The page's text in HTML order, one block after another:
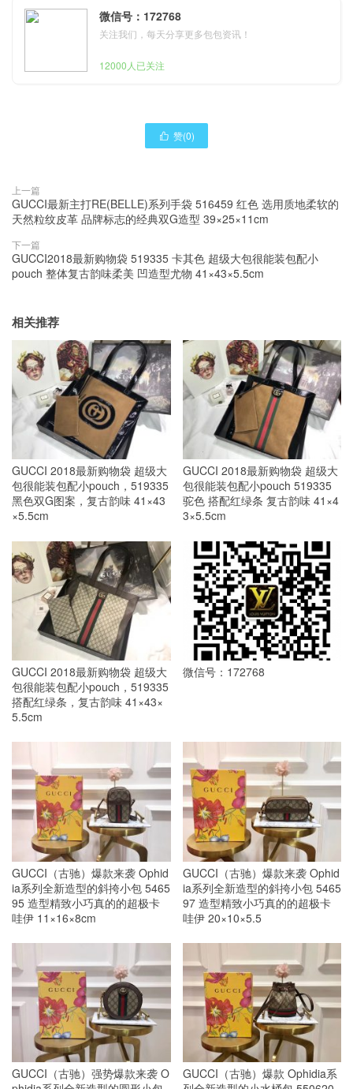
微信号：172768
关注我们，每天分享更多包包资讯！
12000人已关注
 赞(0)
上一篇
GUCCI最新主打RE(BELLE)系列手袋 516459 红色 选用质地柔软的
天然粒纹皮革 品牌标志的经典双G造型 39×25×11cm
下一篇
GUCCI2018最新购物袋 519335 卡其色 超级大包很能装包配小
pouch 整体复古韵味柔美 凹造型尤物 41×43×5.5cm
相关推荐
GUCCI 2018最新购物袋 超级大
包很能装包配小pouch，519335
黑色双G图案，复古韵味 41×43
×5.5cm
GUCCI 2018最新购物袋 超级大
包很能装包配小pouch 519335
驼色 搭配红绿条 复古韵味 41×4
3×5.5cm
GUCCI 2018最新购物袋 超级大
包很能装包配小pouch，519335
搭配红绿条，复古韵味 41×43×
5.5cm
微信号：172768
GUCCI（古驰）爆款来袭 Ophid
ia系列全新造型的斜挎小包 5465
95 造型精致小巧真的的超极卡
哇伊 11×16×8cm
GUCCI（古驰）爆款来袭 Ophid
ia系列全新造型的斜挎小包 5465
97 造型精致小巧真的的超极卡
哇伊 20×10×5.5
GUCCI（古驰）强势爆款来袭 O
GUCCI（古驰）爆款 Ophidia系